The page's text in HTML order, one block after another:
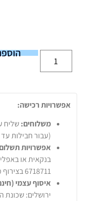
אפשרויות רכישה:
משלוחים:
(עבור חבילות עד 20 ק"ג).
אפשרויות
6718711 בצירוף מספר הזמנה).
איסוף עצמי
ירושלים: